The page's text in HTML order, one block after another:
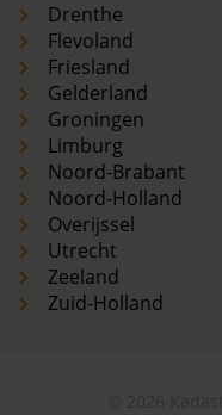
Drenthe
Flevoland
Friesland
Gelderland
Groningen
Limburg
Noord-Brabant
Noord-Holland
Overijssel
Utrecht
Zeeland
Zuid-Holland